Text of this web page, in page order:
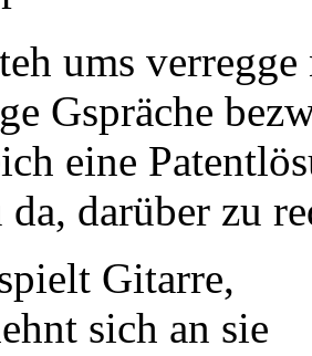
ums
Gspräche
eine
da, darüber zu